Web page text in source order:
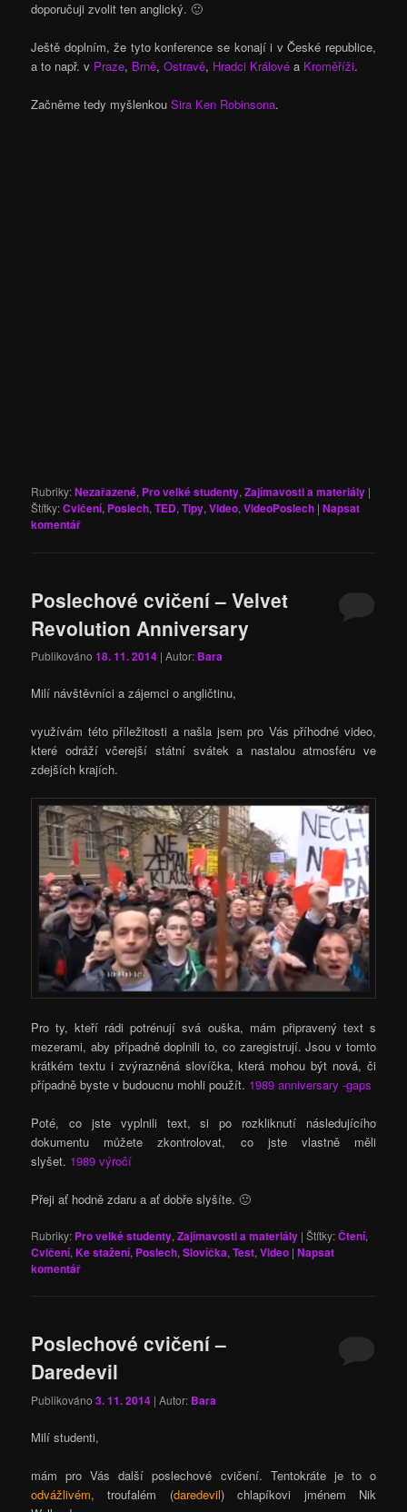
doporučuji zvolit ten anglický. 🙂
Ještě doplním, že tyto konference se konají i v České republice,
a to např. v Praze, Brně,Ostravě, Hradci Králové a Kroměříži.
Začněme tedy myšlenkouSira Ken Robinsona.
Rubriky:Nezařazené, Pro velké studenty,Zajímavosti a materiály |
Štítky:Cvičení, Poslech,TED,Tipy,Video,VideoPoslech |Napsat
komentář
Poslechové cvičení – Velvet
Revolution Anniversary
Publikováno18. 11. 2014 | Autor: Bara
Milí návštěvníci a zájemci o angličtinu,
využívám této příležitosti a našla jsem pro Vás příhodné video,
které odráží včerejší státní svátek a nastalou atmosféru ve
zdejších krajích.
Pro ty, kteří rádi potrénují svá ouška, mám připravený text s
mezerami, aby případně doplnili to, co zaregistrují. Jsou v tomto
krátkém textu i zvýrazněná slovíčka, která mohou být nová, či
případně byste v budoucnu mohli použít. 1989 anniversary -gaps
Poté, co jste vyplnili text, si po rozkliknutí následujícího
dokumentu můžete zkontrolovat, co jste vlastně měli
slyšet. 1989 výročí
Přeji ať hodně zdaru a ať dobře slyšíte. 🙂
Rubriky: Pro velké studenty,Zajímavosti a materiály |Štítky:Čtení,
Cvičení,Ke stažení, Poslech,Slovíčka,Test,Video |Napsat
komentář
Poslechové cvičení –
Daredevil
Publikováno3. 11. 2014 | Autor: Bara
Milí studenti,
mám pro Vás další poslechové cvičení. Tentokráte je to o
odvážlivém, troufalém (daredevil) chlapíkovi jménem Nik